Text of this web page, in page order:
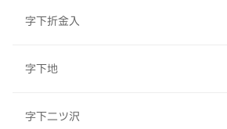
字下折金入
字下地
字下二ツ沢